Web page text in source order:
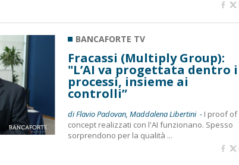
BANCAFORTE TV
Fracassi (Multiply Group):
"L’AI va progettata dentro i
processi, insieme ai
controlli”
di Flavio Padovan, Maddalena Libertini - I proof of
concept realizzati con l'AI funzionano. Spesso
sorprendono per la qualità ...